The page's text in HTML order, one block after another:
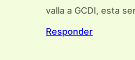
valla a GCDI, esta
Responder